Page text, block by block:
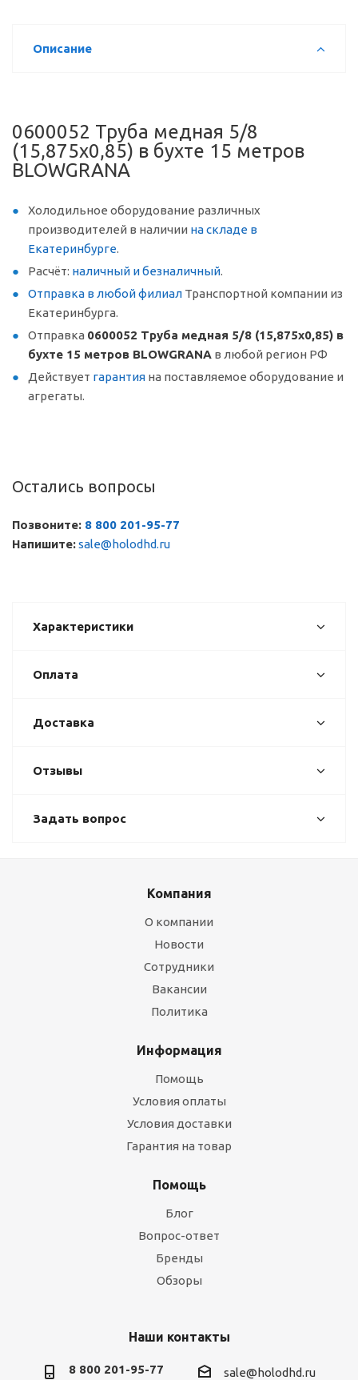
Описание
0600052 Труба медная 5/8
(15,875х0,85) в бухте 15 метров
BLOWGRANA
Холодильное оборудование различных
производителей в наличии на складе в
Екатеринбурге.
Расчёт: наличный и безналичный.
Отправка в любой филиал Транспортной компании из
Екатеринбурга.
Отправка 0600052 Труба медная 5/8 (15,875х0,85) в
бухте 15 метров BLOWGRANA в любой регион РФ
Действует гарантия на поставляемое оборудование и
агрегаты.
Остались вопросы
Позвоните: 8 800 201-95-77
Напишите:sale@holodhd.ru
Характеристики
Оплата
Доставка
Отзывы
Задать вопрос
Компания
О компании
Новости
Сотрудники
Вакансии
Политика
Информация
Помощь
Условия оплаты
Условия доставки
Гарантия на товар
Помощь
Блог
Вопрос-ответ
Бренды
Обзоры
Наши контакты
8 800 201-95-77 sale@holodhd.ru